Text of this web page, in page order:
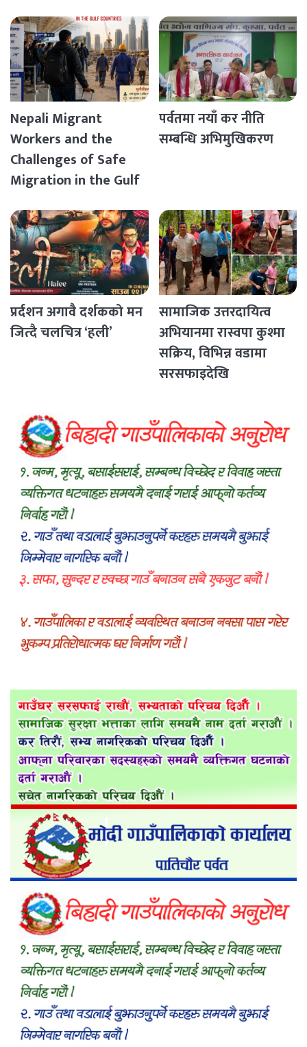
Nepali Migrant
Workers and the
Challenges of Safe
Migration in the Gulf
पर्वतमा नयाँ कर नीति
सम्बन्धि अभिमुखिकरण
प्रर्दशन अगावै दर्शकको मन
जित्दै चलचित्र ‘हली’
सामाजिक उत्तरदायित्व
अभियानमा रास्वपा कुश्मा
सक्रिय, विभिन्न वडामा
सरसफाइदेखि